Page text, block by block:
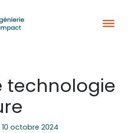
technologie
10 octobre 2024